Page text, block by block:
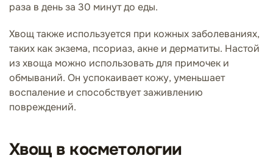
раза в день за 30 минут до еды.
Хвощ также используется при кожных заболеваниях,
таких как экзема, псориаз, акне и дерматиты. Настой
из хвоща можно использовать для примочек и
обмываний. Он успокаивает кожу, уменьшает
воспаление и способствует заживлению
повреждений.
Хвощ в косметологии